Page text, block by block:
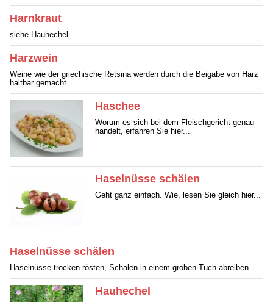
Harnkraut
siehe Hauhechel
Harzwein
Weine wie der griechische Retsina werden durch die Beigabe von Harz
haltbar gemacht.
Haschee
Worum es sich bei dem Fleischgericht genau
handelt, erfahren Sie hier...
Haselnüsse schälen
Geht ganz einfach. Wie, lesen Sie gleich hier...
Haselnüsse schälen
Haselnüsse trocken rösten, Schalen in einem groben Tuch abreiben.
Hauhechel